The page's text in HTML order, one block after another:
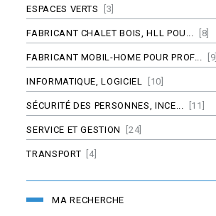
ESPACES VERTS [3]
FABRICANT CHALET BOIS, HLL POU... [8]
FABRICANT MOBIL-HOME POUR PROF... [9]
INFORMATIQUE, LOGICIEL [10]
SÉCURITÉ DES PERSONNES, INCE... [11]
SERVICE ET GESTION [24]
TRANSPORT [4]
MA RECHERCHE